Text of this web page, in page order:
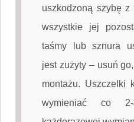
uszkodzoną szybę z
wszystkie jej
taśmy lub sznura
jest zużyty – usuń
montażu. Uszczelki
wymieniać co